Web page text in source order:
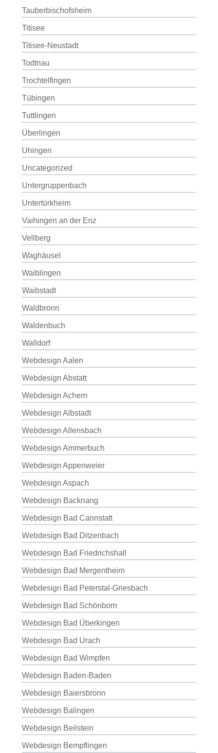
Tauberbischofsheim
Titisee
Titisee-Neustadt
Todtnau
Trochtelfingen
Tübingen
Tuttlingen
Überlingen
Uhingen
Uncategorized
Untergruppenbach
Untertürkheim
Vaihingen an der Enz
Vellberg
Waghäusel
Waiblingen
Waibstadt
Waldbronn
Waldenbuch
Walldorf
Webdesign Aalen
Webdesign Abstatt
Webdesign Achern
Webdesign Albstadt
Webdesign Allensbach
Webdesign Ammerbuch
Webdesign Appenweier
Webdesign Aspach
Webdesign Backnang
Webdesign Bad Cannstatt
Webdesign Bad Ditzenbach
Webdesign Bad Friedrichshall
Webdesign Bad Mergentheim
Webdesign Bad Peterstal-Griesbach
Webdesign Bad Schönborn
Webdesign Bad Überkingen
Webdesign Bad Urach
Webdesign Bad Wimpfen
Webdesign Baden-Baden
Webdesign Baiersbronn
Webdesign Balingen
Webdesign Beilstein
Webdesign Bempflingen